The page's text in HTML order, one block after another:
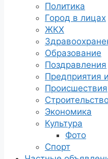
Политика
Город в лицах
ЖКХ
Образование
Поздравления
Предприятия
Происшествия
Экономика
Культура
Фото
Спорт